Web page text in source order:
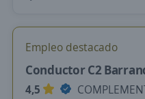
Empleo destacado
Conductor C2
4,5